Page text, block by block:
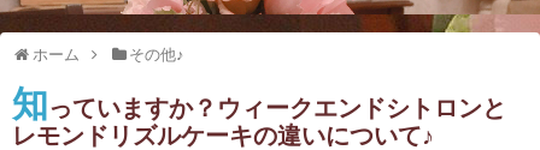
ホーム その他♪
知っていますか？ウィークエンドシトロンと
レモンドリズルケーキの違いについて♪